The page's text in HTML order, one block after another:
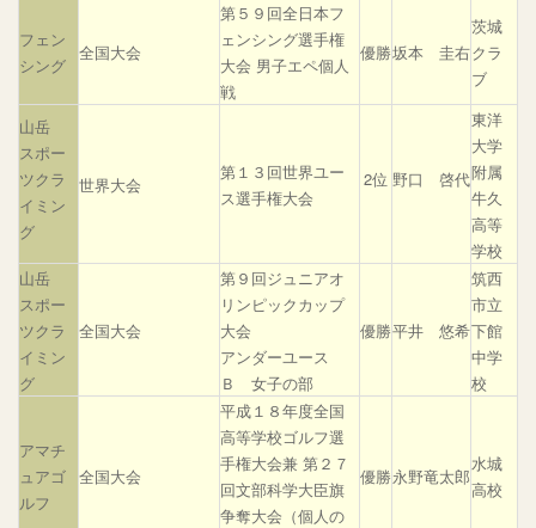
フェン
シング
全国大会
第５９回全日本フ
ェンシング選手権
大会 男子エペ個人
戦
優勝坂本 圭右
茨城
クラ
ブ
山岳
スポー
ツクラ
イミン
グ
世界大会
第１３回世界ユー
ス選手権大会
2位 野口 啓代
東洋
大学
附属
牛久
高等
学校
山岳
スポー
ツクラ
イミン
グ
全国大会
第９回ジュニアオ
リンピックカップ
大会
アンダーユース
Ｂ 女子の部
優勝平井 悠希
筑西
市立
下館
中学
校
アマチ
ュアゴ
ルフ
全国大会
平成１８年度全国
高等学校ゴルフ選
手権大会兼 第２７
回文部科学大臣旗
争奪大会（個人の
優勝永野竜太郎
水城
高校